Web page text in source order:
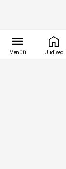
Menüü Uudised